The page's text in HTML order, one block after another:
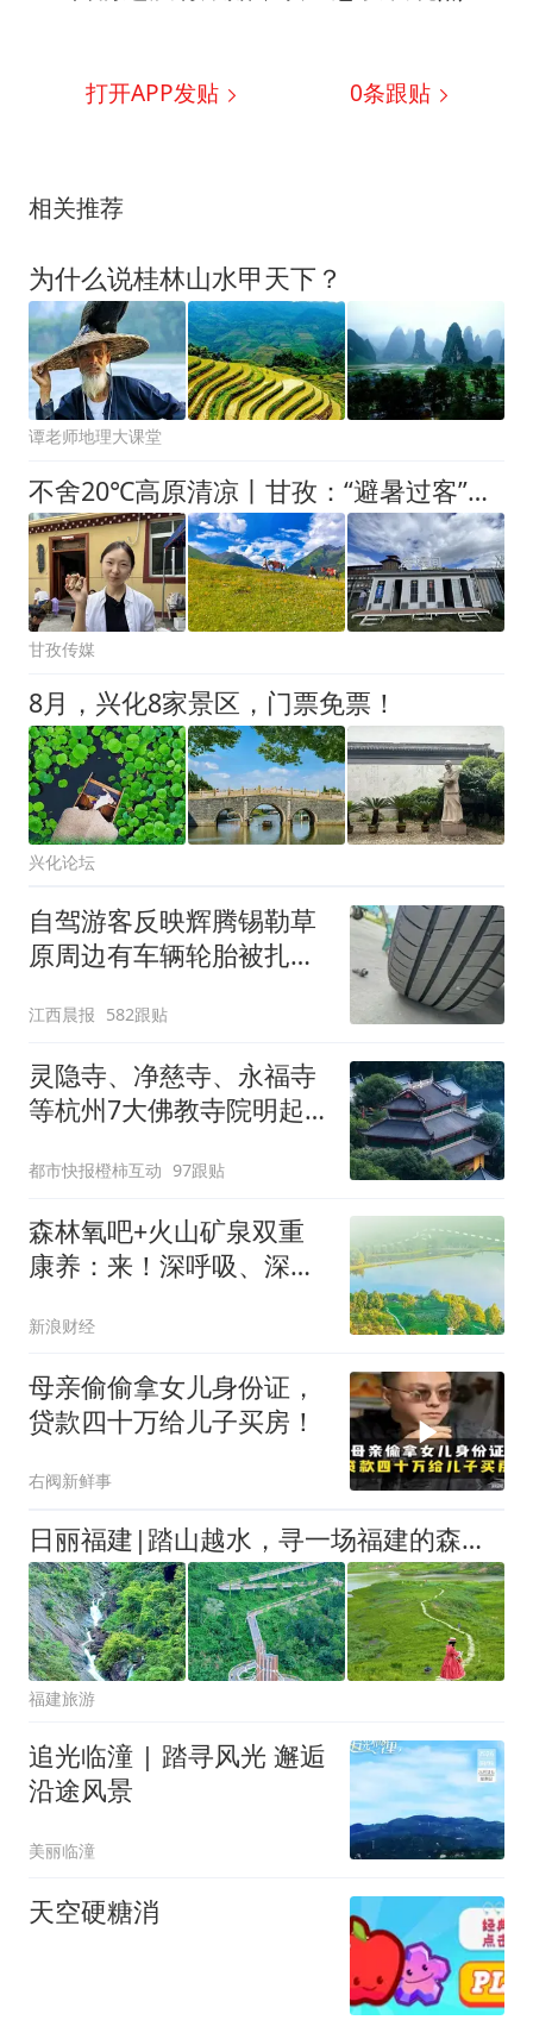
打开APP发贴 0条跟贴
相关推荐
为什么说桂林山水甲天下？
谭老师地理大课堂
不舍20℃高原清凉丨甘孜：“避暑过客”变“长居家人”
甘孜传媒
8月，兴化8家景区，门票免票！
兴化论坛
自驾游客反映辉腾锡勒草
原周边有车辆轮胎被扎，
元，官方发布情况通报
江西晨报 582跟贴
灵隐寺、净慈寺、永福寺
等杭州7大佛教寺院明起
都市快报橙柿互动 97跟贴
森林氧吧+火山矿泉双重
康养：来！深呼吸、深睡
新浪财经
母亲偷偷拿女儿身份证，
贷款四十万给儿子买房！
右阀新鲜事
日丽福建|踏山越水，寻一场福建的森野奇境
福建旅游
追光临潼 | 踏寻风光 邂逅
沿途风景
美丽临潼
天空硬糖消